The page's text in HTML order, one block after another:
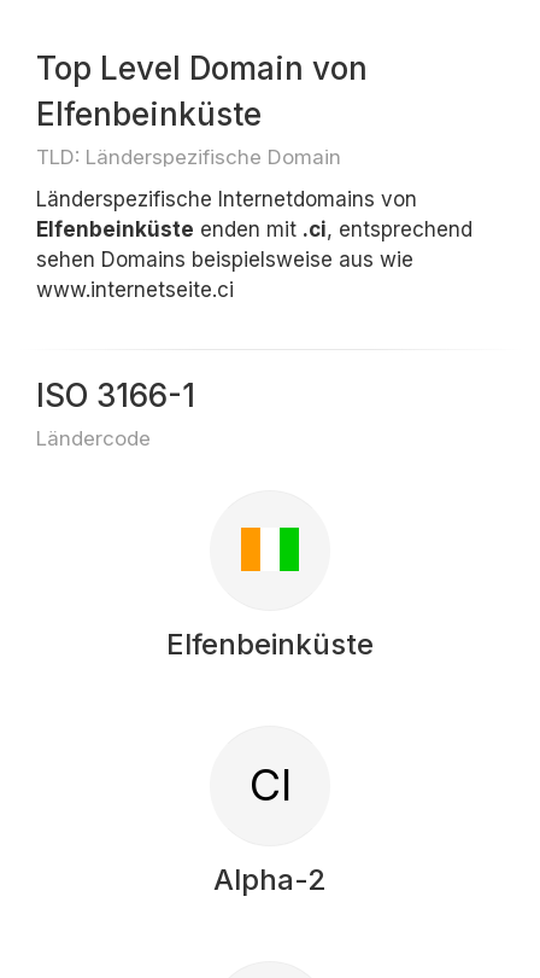
Top Level Domain von
Elfenbeinküste
TLD: Länderspezifische Domain
Länderspezifische Internetdomains von
Elfenbeinküste enden mit .ci, entsprechend
sehen Domains beispielsweise aus wie
www.internetseite.ci
ISO 3166-1
Ländercode
Elfenbeinküste
CI
Alpha-2